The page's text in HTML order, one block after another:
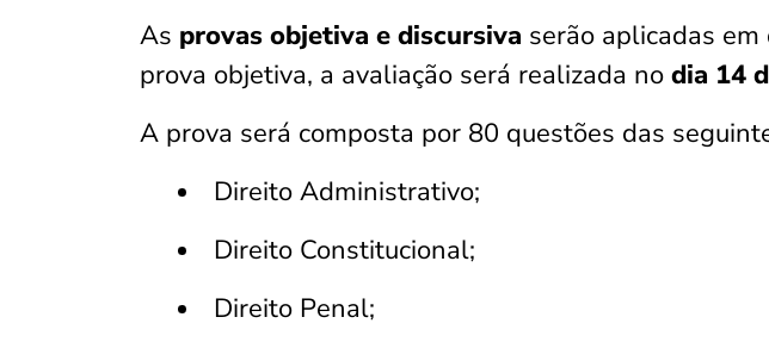
As provas objetiva e discursiva serão aplicadas
prova objetiva, a avaliação será realizada no dia 14
A prova será composta por 80 questões das
Direito Administrativo;
Direito Constitucional;
Direito Penal;